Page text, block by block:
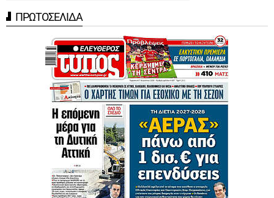
ΠΡΩΤΟΣΕΛΙΔΑ